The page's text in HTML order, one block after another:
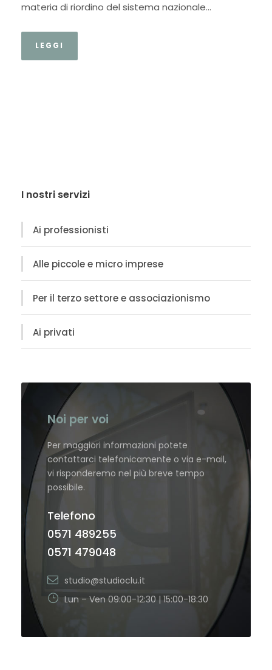
materia di riordino del sistema nazionale...
LEGGI
I nostri servizi
Ai professionisti
Alle piccole e micro imprese
Per il terzo settore e associazionismo
Ai privati
Noi per voi
Per maggiori informazioni potete
contattarci telefonicamente o via e-mail,
vi risponderemo nel più breve tempo
possibile.
Telefono
0571 489255
0571 479048
studio@studioclu.it
Lun – Ven 09:00-12:30 | 15:00-18:30